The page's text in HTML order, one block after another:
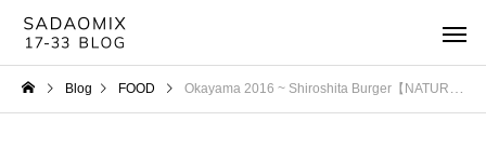
Blog FOOD Okayama 2016 ~ Shiroshita Burger【NATURAL】